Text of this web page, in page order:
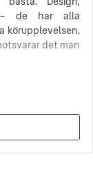
– de har alla
körupplevelsen.
det man
kan
A-klass, en
som S-klass –
På
är det